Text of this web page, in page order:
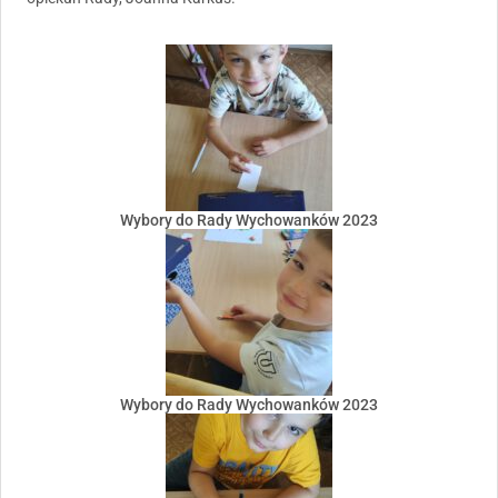
Wybory do Rady Wychowanków 2023
Wybory do Rady Wychowanków 2023